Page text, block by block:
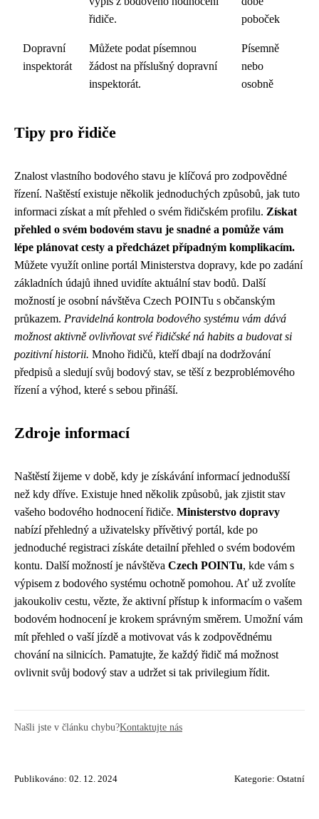
řidiče.
poboček
Dopravní
inspektorát
Můžete podat písemnou
žádost na příslušný dopravní
inspektorát.
Písemně
nebo
osobně
Tipy pro řidiče
Znalost vlastního bodového stavu je klíčová pro zodpovědné
řízení. Naštěstí existuje několik jednoduchých způsobů, jak tuto
informaci získat a mít přehled o svém řidičském profilu. Získat
přehled o svém bodovém stavu je snadné a pomůže vám
lépe plánovat cesty a předcházet případným komplikacím.
Můžete využít online portál Ministerstva dopravy, kde po zadání
základních údajů ihned uvidíte aktuální stav bodů. Další
možností je osobní návštěva Czech POINTu s občanským
průkazem. Pravidelná kontrola bodového systému vám dává
možnost aktivně ovlivňovat své řidičské ná habits a budovat si
pozitivní historii. Mnoho řidičů, kteří dbají na dodržování
předpisů a sledují svůj bodový stav, se těší z bezproblémového
řízení a výhod, které s sebou přináší.
Zdroje informací
Naštěstí žijeme v době, kdy je získávání informací jednodušší
než kdy dříve. Existuje hned několik způsobů, jak zjistit stav
vašeho bodového hodnocení řidiče. Ministerstvo dopravy
nabízí přehledný a uživatelsky přívětivý portál, kde po
jednoduché registraci získáte detailní přehled o svém bodovém
kontu. Další možností je návštěva Czech POINTu, kde vám s
výpisem z bodového systému ochotně pomohou. Ať už zvolíte
jakoukoliv cestu, vězte, že aktivní přístup k informacím o vašem
bodovém hodnocení je krokem správným směrem. Umožní vám
mít přehled o vaší jízdě a motivovat vás k zodpovědnému
chování na silnicích. Pamatujte, že každý řidič má možnost
ovlivnit svůj bodový stav a udržet si tak privilegium řídit.
Našli jste v článku chybu?Kontaktujte nás
Publikováno: 02. 12. 2024 Kategorie: Ostatní